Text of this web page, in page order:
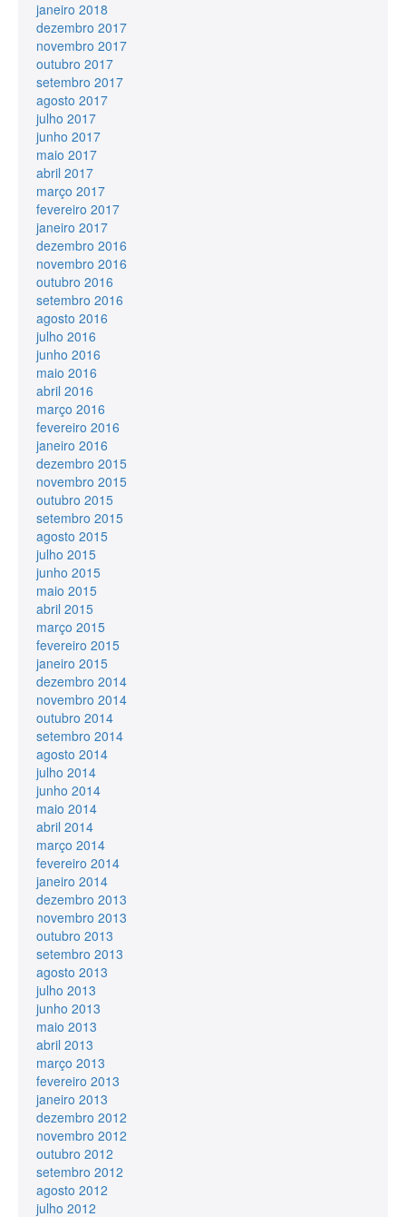
janeiro 2018
dezembro 2017
novembro 2017
outubro 2017
setembro 2017
agosto 2017
julho 2017
junho 2017
maio 2017
abril 2017
março 2017
fevereiro 2017
janeiro 2017
dezembro 2016
novembro 2016
outubro 2016
setembro 2016
agosto 2016
julho 2016
junho 2016
maio 2016
abril 2016
março 2016
fevereiro 2016
janeiro 2016
dezembro 2015
novembro 2015
outubro 2015
setembro 2015
agosto 2015
julho 2015
junho 2015
maio 2015
abril 2015
março 2015
fevereiro 2015
janeiro 2015
dezembro 2014
novembro 2014
outubro 2014
setembro 2014
agosto 2014
julho 2014
junho 2014
maio 2014
abril 2014
março 2014
fevereiro 2014
janeiro 2014
dezembro 2013
novembro 2013
outubro 2013
setembro 2013
agosto 2013
julho 2013
junho 2013
maio 2013
abril 2013
março 2013
fevereiro 2013
janeiro 2013
dezembro 2012
novembro 2012
outubro 2012
setembro 2012
agosto 2012
julho 2012